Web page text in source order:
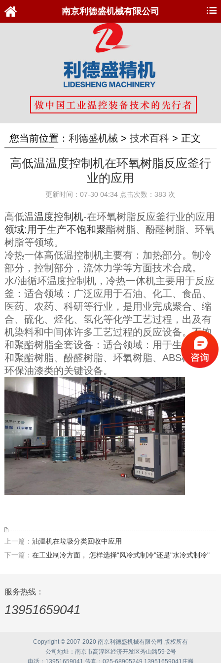
南京利德盛机械有限公司
您当前位置： 利德盛机械 > 技术百科 > 正文
高低温温度控制机在环氧树脂反应釜行
业的应用
更新时间：07-30 04:34 点击次数：383 次
高低温温度控制机-在环氧树脂反应釜行业的应用
领域:用于生产不饱和聚酯树脂、酚醛树脂、环氧
树脂等领域。
冷热一体高低温控制机主要有：加热部分。制冷
部分，控制部分，流体力学等方面技术合成。
水/油循环温度控制机，冷热一体机主要用于反应
釜：适合领域：广泛应用于石油、化工、食品、
医药、农药、科研等行业，是用业完成聚合、缩
合、硫化、烃化、氢化等化学工艺过程，出及有
机染料和中间体许多工艺过程的反应设备。不饱
和聚酯树脂全套设备：适合领域：用于生产不饱
和聚酯树脂、酚醛树脂、环氧树脂、ABS树脂、
环保油漆类的关键设备。
上一篇： 油温机在垃圾分类回收中应用
下一篇： 在工业制冷方面， 怎样选择“风冷式制冷"还是"水冷式制冷"
服务热线：
13951659041
Copyright © 2007-2020 南京利德盛机械有限公司 版权所有
公司地址：南京市高淳区经济开发区秀山路59-2号
电话：13951659041 传真：025-68905249 13951659041庄巍